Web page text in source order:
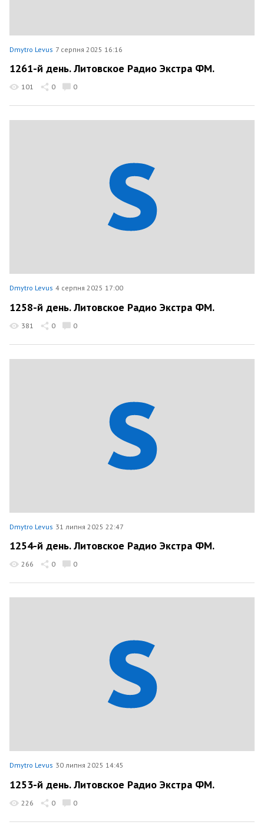
Dmytro Levus 7 серпня 2025 16:16
1261-й день. Литовское Радио Экстра ФМ.
101 0 0
Dmytro Levus 4 серпня 2025 17:00
1258-й день. Литовское Радио Экстра ФМ.
381 0 0
Dmytro Levus 31 липня 2025 22:47
1254-й день. Литовское Радио Экстра ФМ.
266 0 0
Dmytro Levus 30 липня 2025 14:45
1253-й день. Литовское Радио Экстра ФМ.
226 0 0